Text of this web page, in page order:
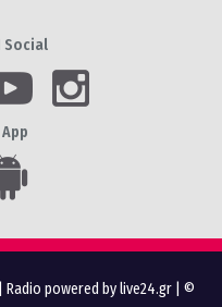
Social
Radio powered by live24.gr | ©